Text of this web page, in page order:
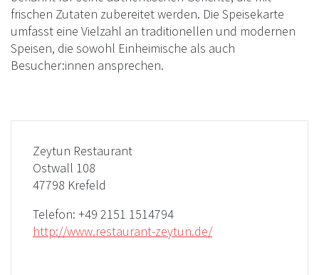
frischen Zutaten zubereitet werden. Die Speisekarte
umfasst eine Vielzahl an traditionellen und modernen
Speisen, die sowohl Einheimische als auch
Besucher:innen ansprechen.
Zeytun Restaurant
Ostwall 108
47798 Krefeld
Telefon: +49 2151 1514794
http://www.restaurant-zeytun.de/